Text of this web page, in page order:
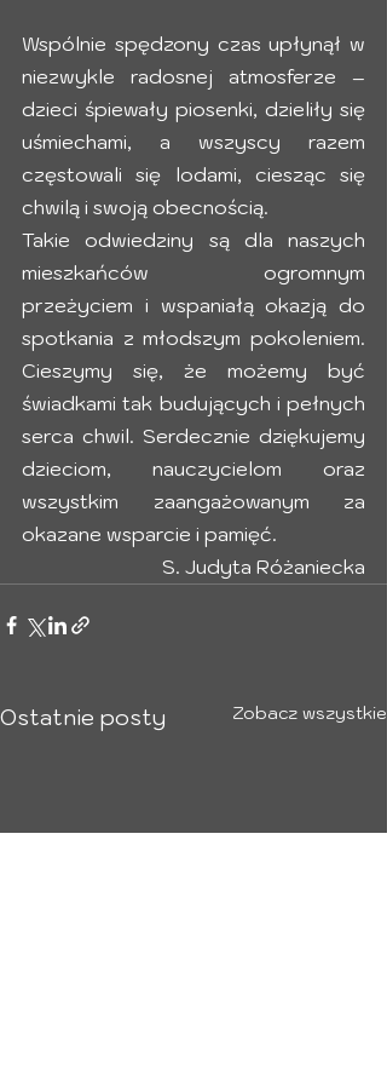
Wspólnie spędzony czas upłynął w
niezwykle radosnej atmosferze –
dzieci śpiewały piosenki, dzieliły się
uśmiechami, a wszyscy razem
częstowali się lodami, ciesząc się
chwilą i swoją obecnością.
Takie odwiedziny są dla naszych
mieszkańców ogromnym
przeżyciem i wspaniałą okazją do
spotkania z młodszym pokoleniem.
Cieszymy się, że możemy być
świadkami tak budujących i pełnych
serca chwil. Serdecznie dziękujemy
dzieciom, nauczycielom oraz
wszystkim zaangażowanym za
okazane wsparcie i pamięć.
S. Judyta Różaniecka
Ostatnie posty Zobacz wszystkie